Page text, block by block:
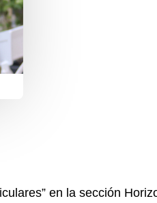
en la sección